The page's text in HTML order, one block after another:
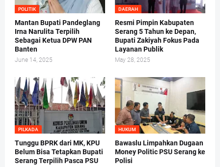
POLITIK
Mantan Bupati Pandeglang
Irna Narulita Terpilih
Sebagai Ketua DPW PAN
Banten
June 14, 2025
DAERAH
Resmi Pimpin Kabupaten
Serang 5 Tahun ke Depan,
Bupati Zakiyah Fokus Pada
Layanan Publik
May 28, 2025
PILKADA
Tunggu BPRK dari MK, KPU
Belum Bisa Tetapkan Bupati
Serang Terpilih Pasca PSU
HUKUM
Bawaslu Limpahkan Dugaan
Money Politic PSU Serang ke
Polisi